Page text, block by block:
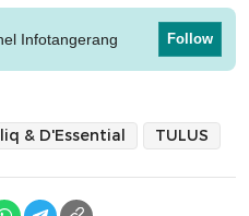
Infotangerang Follow
& D'Essential TULUS